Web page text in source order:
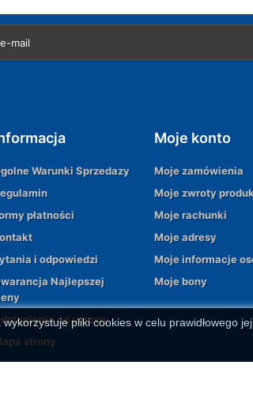
Warunki Sprzedazy
płatności
i odpowiedzi
Najlepszej
od umowy
strony
Moje konto
Moje zamówienia
Moje zwroty
Moje rachunki
Moje adresy
Moje informacje
Moje bony
wykorzystuje pliki cookies w celu prawidłowego